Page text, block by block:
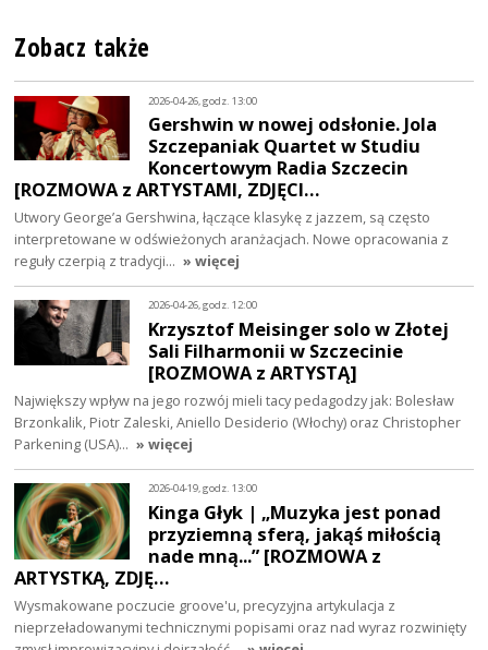
Zobacz także
2026-04-26, godz. 13:00
Gershwin w nowej odsłonie. Jola
Szczepaniak Quartet w Studiu
Koncertowym Radia Szczecin
[ROZMOWA z ARTYSTAMI, ZDJĘCI…
Utwory George’a Gershwina, łączące klasykę z jazzem, są często
interpretowane w odświeżonych aranżacjach. Nowe opracowania z
reguły czerpią z tradycji… » więcej
2026-04-26, godz. 12:00
Krzysztof Meisinger solo w Złotej
Sali Filharmonii w Szczecinie
[ROZMOWA z ARTYSTĄ]
Największy wpływ na jego rozwój mieli tacy pedagodzy jak: Bolesław
Brzonkalik, Piotr Zaleski, Aniello Desiderio (Włochy) oraz Christopher
Parkening (USA)… » więcej
2026-04-19, godz. 13:00
Kinga Głyk | „Muzyka jest ponad
przyziemną sferą, jakąś miłością
nade mną...” [ROZMOWA z
ARTYSTKĄ, ZDJĘ…
Wysmakowane poczucie groove'u, precyzyjna artykulacja z
nieprzeładowanymi technicznymi popisami oraz nad wyraz rozwinięty